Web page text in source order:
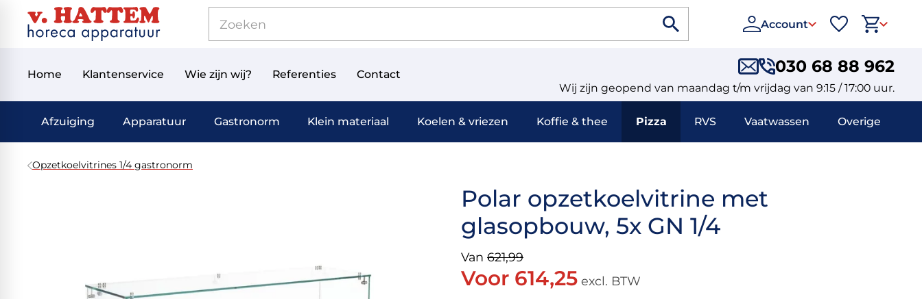
Account
Home Klantenservice Wie zijn wij? Referenties Contact 030 68 88 962
Wij zijn geopend van maandag t/m vrijdag van 9:15 / 17:00 uur.
Afzuiging Apparatuur Gastronorm Klein materiaal Koelen & vriezen Koffie & thee Pizza RVS Vaatwassen Overige
Opzetkoelvitrines 1/4 gastronorm
Polar opzetkoelvitrine met
glasopbouw, 5x GN 1/4
Van 621,99
Voor 614,25 excl. BTW